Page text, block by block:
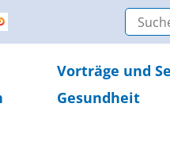
Vorträge und
Gesundheit